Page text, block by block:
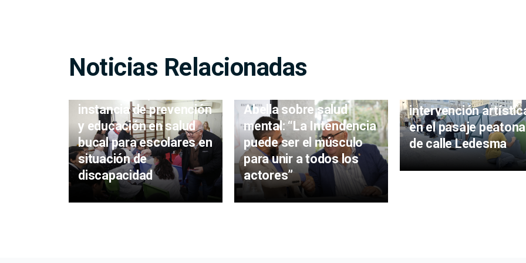
Noticias Relacionadas
instancia de prevención
y educación en salud
bucal para escolares en
situación de
discapacidad
Abella sobre salud
mental: “La Intendencia
puede ser el músculo
para unir a todos los
actores”
intervención
en el pasaje peatonal
de calle Ledesma